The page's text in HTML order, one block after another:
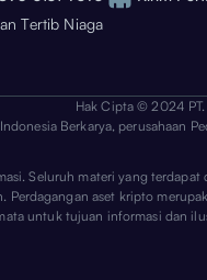
Tertib Niaga
Hak Cipta © 2024
Berkarya, perusahaan
Seluruh materi yang
aset kripto
untuk tujuan informasi dan